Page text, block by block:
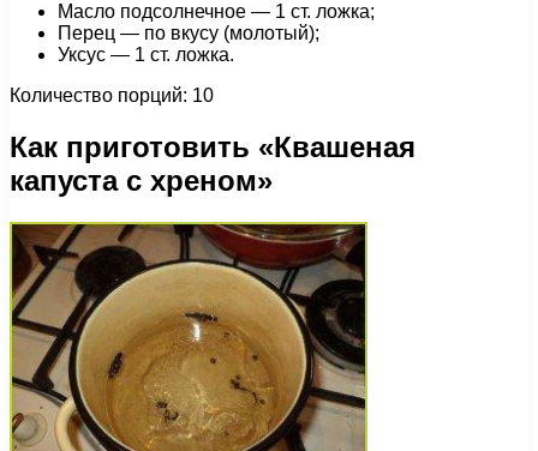
Масло подсолнечное — 1 ст. ложка;
Перец — по вкусу (молотый);
Уксус — 1 ст. ложка.
Количество порций: 10
Как приготовить «Квашеная
капуста с хреном»